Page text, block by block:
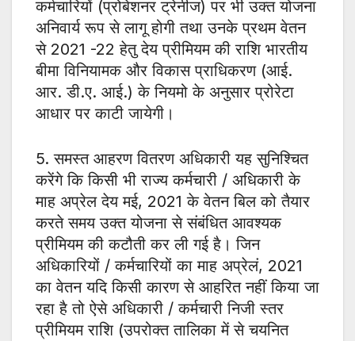
कर्मचारियों (प्रोबेशनर ट्रेनीज) पर भी उक्त योजना
अनिवार्य रूप से लागू होगी तथा उनके प्रथम वेतन
से 2021 -22 हेतु देय प्रीमियम की राशि भारतीय
बीमा विनियामक और विकास प्राधिकरण (आई.
आर. डी.ए. आई.) के नियमो के अनुसार प्रोरेटा
आधार पर काटी जायेगी।
5. समस्त आहरण वितरण अधिकारी यह सुनिश्चित
करेंगे कि किसी भी राज्य कर्मचारी / अधिकारी के
माह अप्रेल देय मई, 2021 के वेतन बिल को तैयार
करते समय उक्त योजना से संबंधित आवश्यक
प्रीमियम की कटौती कर ली गई है। जिन
अधिकारियों / कर्मचारियों का माह अप्रेलं, 2021
का वेतन यदि किसी कारण से आहरित नहीं किया जा
रहा है तो ऐसे अधिकारी / कर्मचारी निजी स्तर
प्रीमियम राशि (उपरोक्त तालिका में से चयनित